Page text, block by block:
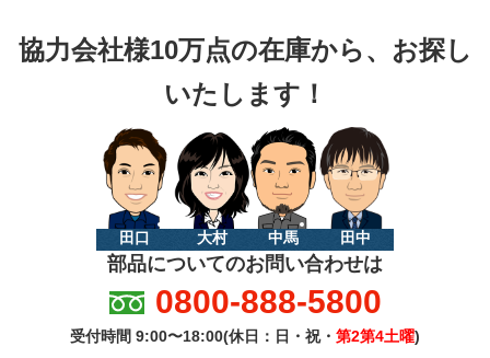
協力会社様10万点の在庫から、お探し
いたします！
田口 大村 中馬 田中
部品についてのお問い合わせは
0800-888-5800
受付時間 9:00〜18:00(休日：日・祝・ 第2第4土曜)